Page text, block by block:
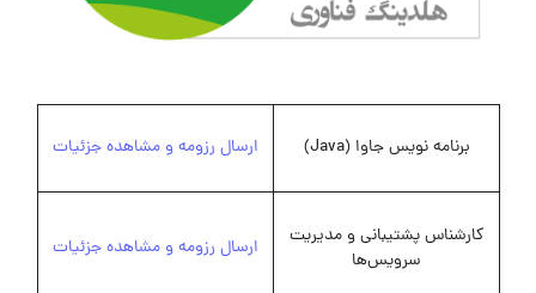
برنامه نویس جاوا (Java) ارسال رزومه و مشاهده جزئیات
کارشناس پشتیبانی و مدیریت
سرویس‌ها
ارسال رزومه و مشاهده جزئیات